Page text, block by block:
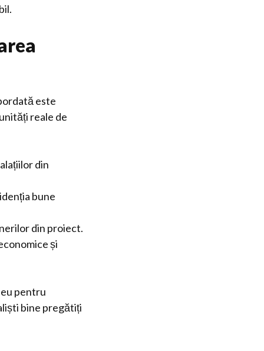
este
reale de
din
bune
din proiect.
și
pentru
bine pregătiți